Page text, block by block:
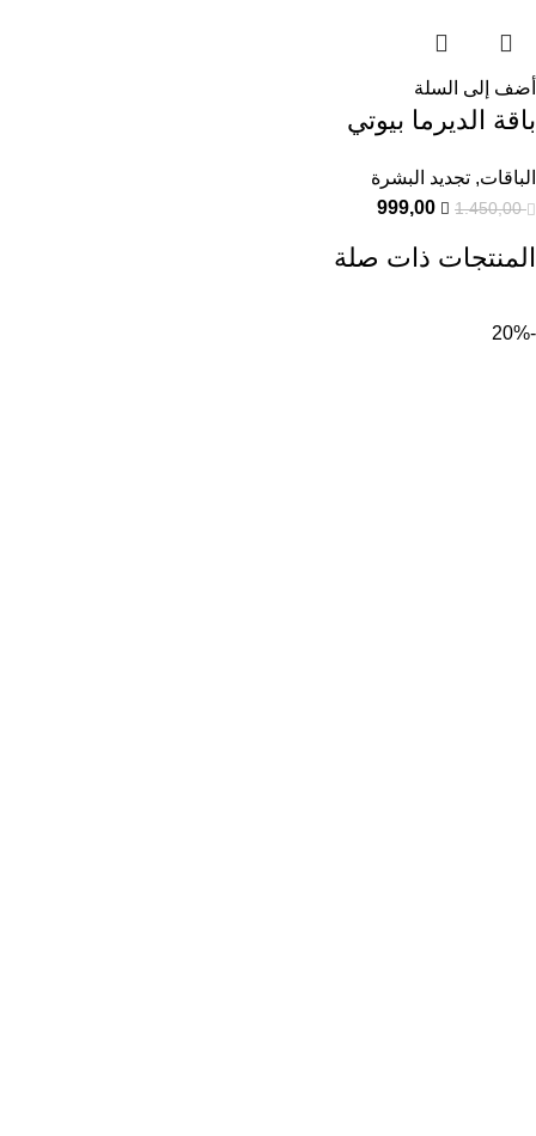
أضف إلى السلة
باقة الديرما بيوتي
الباقات, تجديد البشرة
1.450,00
999,00
المنتجات ذات صلة
-20%